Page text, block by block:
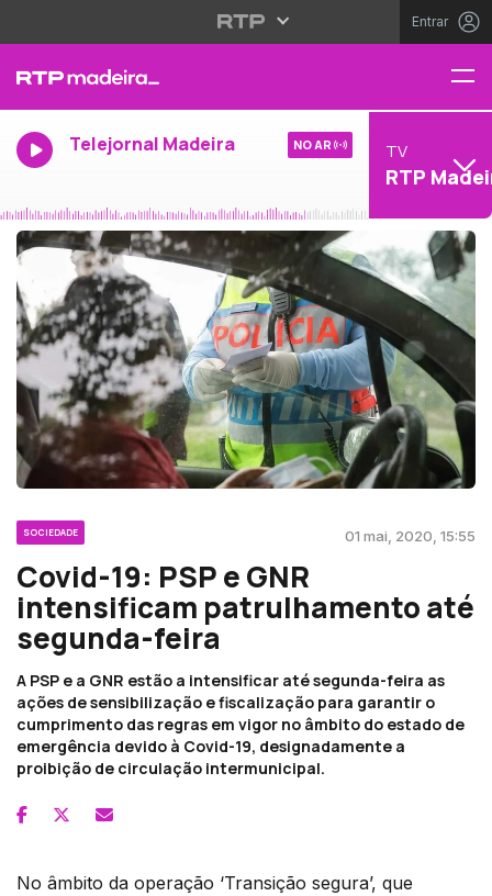
Entrar
Telejornal Madeira NO AR TV
RTP
SOCIEDADE 01 mai, 2020, 15:55
Covid-19: PSP e GNR
intensificam patrulhamento até
segunda-feira
A PSP e a GNR estão a intensificar até segunda-feira as
ações de sensibilização e fiscalização para garantir o
cumprimento das regras em vigor no âmbito do estado de
emergência devido à Covid-19, designadamente a
proibição de circulação intermunicipal.
No âmbito da operação ‘Transição segura’, que